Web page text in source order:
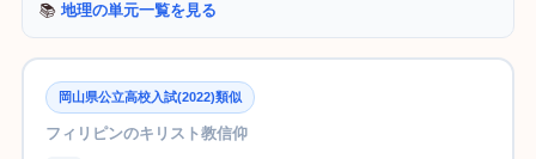
📚 地理の単元一覧を見る
岡山県公立高校入試(2022)類似
フィリピンのキリスト教信仰